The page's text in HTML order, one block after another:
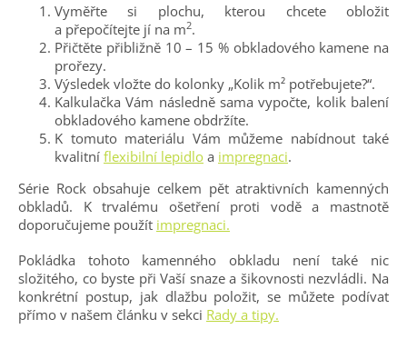
Vyměřte si plochu, kterou chcete obložit
a přepočítejte jí na m2.
Přičtěte přibližně 10 – 15 % obkladového kamene na
prořezy.
Výsledek vložte do kolonky „Kolik m² potřebujete?“.
Kalkulačka Vám následně sama vypočte, kolik balení
obkladového kamene obdržíte.
K tomuto materiálu Vám můžeme nabídnout také
kvalitní flexibilní lepidlo a impregnaci.
Série Rock obsahuje celkem pět atraktivních kamenných
obkladů. K trvalému ošetření proti vodě a mastnotě
doporučujeme použít impregnaci.
Pokládka tohoto kamenného obkladu není také nic
složitého, co byste při Vaší snaze a šikovnosti nezvládli. Na
konkrétní postup, jak dlažbu položit, se můžete podívat
přímo v našem článku v sekci Rady a tipy.